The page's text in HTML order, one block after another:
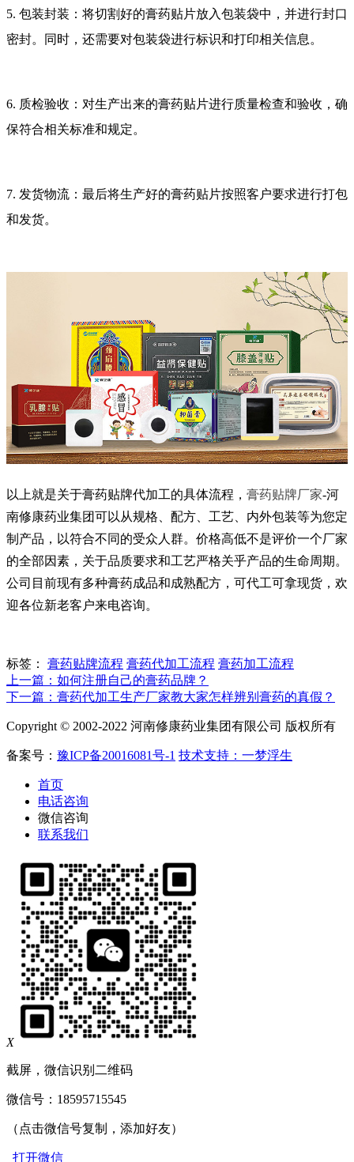
5. 包装封装：将切割好的膏药贴片放入包装袋中，并进行封口
密封。同时，还需要对包装袋进行标识和打印相关信息。
6. 质检验收：对生产出来的膏药贴片进行质量检查和验收，确
保符合相关标准和规定。
7. 发货物流：最后将生产好的膏药贴片按照客户要求进行打包
和发货。
以上就是关于膏药贴牌代加工的具体流程， 膏药贴牌厂家-河
南修康药业集团可以从规格、配方、工艺、内外包装等为您定
制产品，以符合不同的受众人群。价格高低不是评价一个厂家
的全部因素，关于品质要求和工艺严格关乎产品的生命周期。
公司目前现有多种膏药成品和成熟配方，可代工可拿现货，欢
迎各位新老客户来电咨询。
标签： 膏药贴牌流程 膏药代加工流程 膏药加工流程
上一篇：如何注册自己的膏药品牌？
下一篇：膏药代加工生产厂家教大家怎样辨别膏药的真假？
Copyright © 2002-2022 河南修康药业集团有限公司 版权所有
备案号： 豫ICP备20016081号-1 技术支持：一梦浮生
首页
电话咨询
微信咨询
联系我们
X
截屏，微信识别二维码
微信号： 18595715545
（点击微信号复制，添加好友）
打开微信